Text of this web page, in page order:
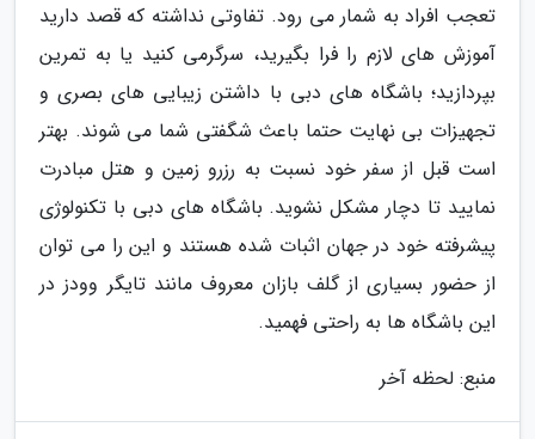
تعجب افراد به شمار می رود. تفاوتی نداشته که قصد دارید
آموزش های لازم را فرا بگیرید، سرگرمی کنید یا به تمرین
بپردازید؛ باشگاه های دبی با داشتن زیبایی های بصری و
تجهیزات بی نهایت حتما باعث شگفتی شما می شوند. بهتر
است قبل از سفر خود نسبت به رزرو زمین و هتل مبادرت
نمایید تا دچار مشکل نشوید. باشگاه های دبی با تکنولوژی
پیشرفته خود در جهان اثبات شده هستند و این را می توان
از حضور بسیاری از گلف بازان معروف مانند تایگر وودز در
این باشگاه ها به راحتی فهمید.
منبع: لحظه آخر